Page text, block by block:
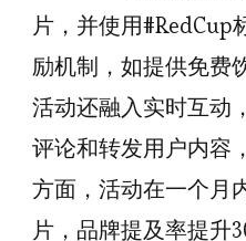
片，并使用#RedCup
励机制，如提供免费
活动还融入实时互动
评论和转发用户内容
方面，活动在一个月
片，品牌提及率提升